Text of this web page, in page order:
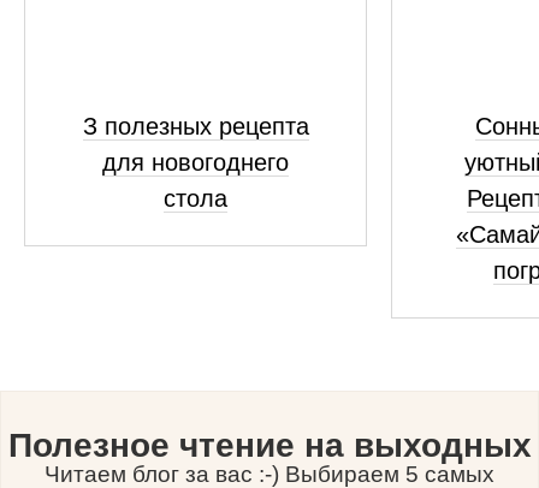
З полезных рецепта
для новогоднего
стола
Полезное чтение на выходных
Читаем блог за вас :-) Выбираем 5 самых